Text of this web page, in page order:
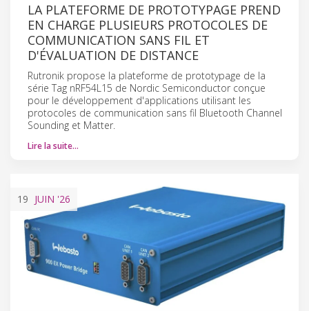
LA PLATEFORME DE PROTOTYPAGE PREND
EN CHARGE PLUSIEURS PROTOCOLES DE
COMMUNICATION SANS FIL ET
D'ÉVALUATION DE DISTANCE
Rutronik propose la plateforme de prototypage de la
série Tag nRF54L15 de Nordic Semiconductor conçue
pour le développement d'applications utilisant les
protocoles de communication sans fil Bluetooth Channel
Sounding et Matter.
Lire la suite…
19 JUIN '26